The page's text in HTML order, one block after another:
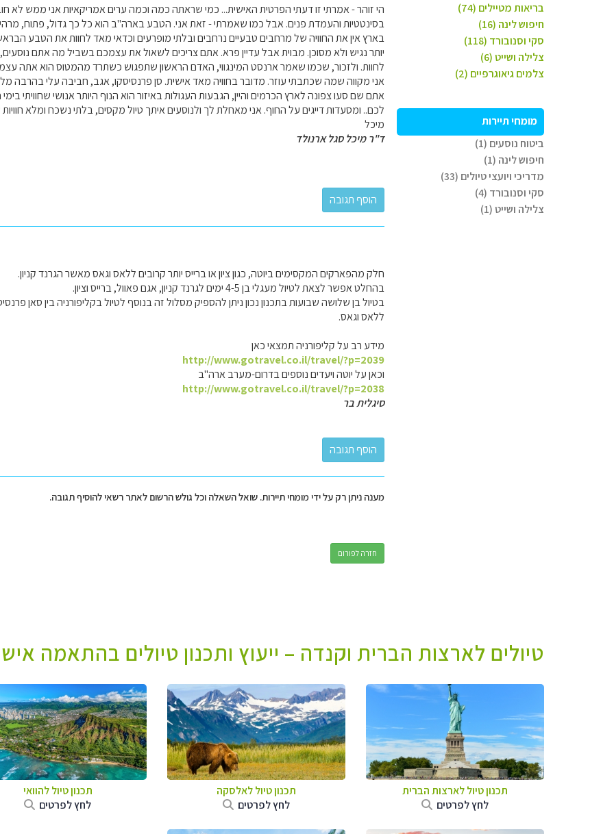
בריאות מטיילים (74)
חיפוש לינה (16)
סקי וסנובורד (118)
צלילה ושייט (6)
צלמים גיאוגרפיים (2)
מומחי תיירות
ביטוח נוסעים (1)
חיפוש לינה (1)
מדריכי ויועצי טיולים (33)
סקי וסנובורד (4)
צלילה ושייט (1)
הי זוהר - אמרתי זו דעתי הפרטית האישית... כמי שראתה כמה וכמה ערים אמריקאיות אני ממש לא
בסינטטיות והעמדת פנים. אבל כמו שאמרתי - זאת אני. הטבע בארה"ב הוא כל כך גדול, פתוח,
בארץ אין את החוויה של מרחבים טבעיים נרחבים ובלתי מופרעים וכדאי מאד לחוות את הטבע
יותר נגיש ולא מסוכן. מבוית אבל עדיין פרא. אתם צריכים לשאול את עצמכם בשביל מה אתם
לחוות. ולזכור, שכמו שאמר ארנסט המינגווי, האדם הראשון שתפגוש כשתרד מהמטוס הוא אתה
אני מקווה שמה שכתבתי עוזר. מדובר בחוויה מאד אישית. סן פרנסיסקו, אגב, חביבה עלי בהרבה
לכם.. ומסעדות דייגים על החוף. אני מאחלת לך ולנוסעים איתך טיול מקסים, בלתי נשכח ומלא
מיכל
ד"ר מיכל סגל ארנולד
חלק מהפארקים המקסימים ביוטה, כגון ציון או ברייס יותר קרובים ללאס וגאס מאשר הגרנד קניון.
בהחלט אפשר לצאת לטיול מעגלי בן 4-5 ימים לגרנד קניון, אגם פאוול, ברייס וציון.
בטיול בן שלושה שבועות בתכנון נכון ניתן להספיק מסלול זה בנוסף לטיול בקליפורניה בין סאן
ללאס וגאס.
מידע רב על קליפורניה תמצאי כאן
http://www.gotravel.co.il/travel/?p=2039
וכאן על יוטה ויעדים נוספים בדרום-מערב ארה"ב
http://www.gotravel.co.il/travel/?p=2038
סיגלית בר
מענה ניתן רק על ידי מומחי תיירות. שואל השאלה וכל גולש הרשום לאתר רשאי להוסיף תגובה.
חזרה לפורום
טיולים לארצות הברית וקנדה – ייעוץ ותכנון טיולים בהתאמה
תכנון טיול לארצות הברית
לחץ לפרטים
תכנון טיול לאלסקה
לחץ לפרטים
תכנון טיול להוואי
לחץ לפרטים